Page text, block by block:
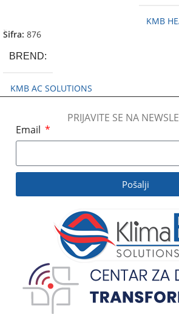
Šifra: 876
BREND
KMB AC SOLUTIONS
KMB
PRIJAVITE SE NA
Email
Pošalji